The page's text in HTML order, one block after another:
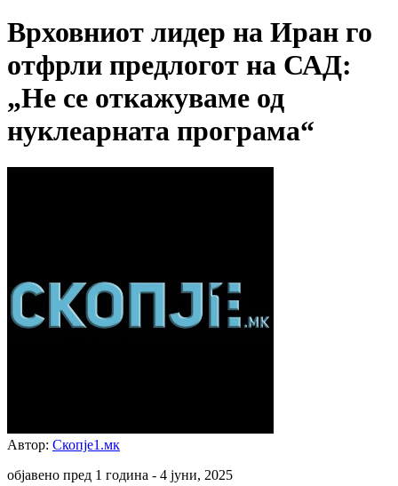
Врховниот лидер на Иран го
отфрли предлогот на САД:
„Не се откажуваме од
нуклеарната програма“
Автор: Скопје1.мк
објавено пред 1 година - 4 јуни, 2025